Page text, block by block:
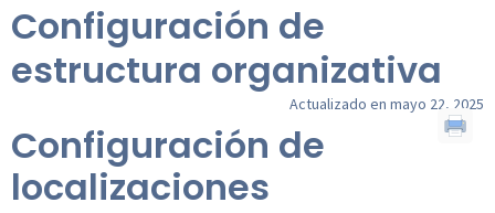
Configuración de
estructura organizativa
Actualizado en mayo 22, 2025
Configuración de
localizaciones